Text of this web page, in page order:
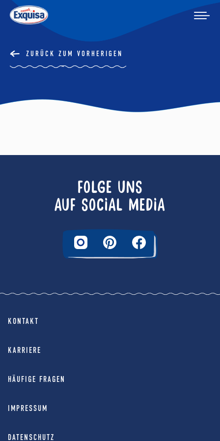
ZURÜCK ZUM VORHERIGEN
FOLGE UNS
AUF SOCIAL MEDIA
KONTAKT
KARRIERE
HÄUFIGE FRAGEN
IMPRESSUM
DATENSCHUTZ